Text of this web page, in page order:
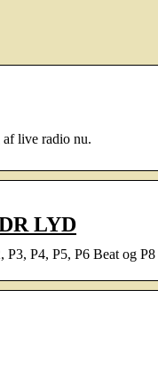
af live radio nu.
LYD
P4, P5, P6 Beat og